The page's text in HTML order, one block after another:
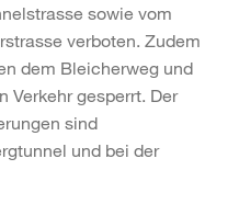
sowie vom
verboten. Zudem
dem Bleicherweg und
Verkehr gesperrt. Der
sind
und bei der